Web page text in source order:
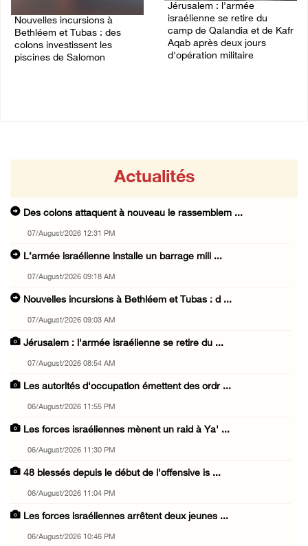
Nouvelles incursions à
Bethléem et Tubas : des
colons investissent les
piscines de Salomon
Jérusalem : l'armée
israélienne se retire du
camp de Qalandia et de Kafr
Aqab après deux jours
d'opération militaire
Actualités
Des colons attaquent à nouveau le rassemblem ...
07/August/2026 12:31 PM
L’armée israélienne installe un barrage mili ...
07/August/2026 09:18 AM
Nouvelles incursions à Bethléem et Tubas : d ...
07/August/2026 09:03 AM
Jérusalem : l'armée israélienne se retire du ...
07/August/2026 08:54 AM
Les autorités d'occupation émettent des ordr ...
06/August/2026 11:55 PM
Les forces israéliennes mènent un raid à Ya' ...
06/August/2026 11:30 PM
48 blessés depuis le début de l'offensive is ...
06/August/2026 11:04 PM
Les forces israéliennes arrêtent deux jeunes ...
06/August/2026 10:46 PM